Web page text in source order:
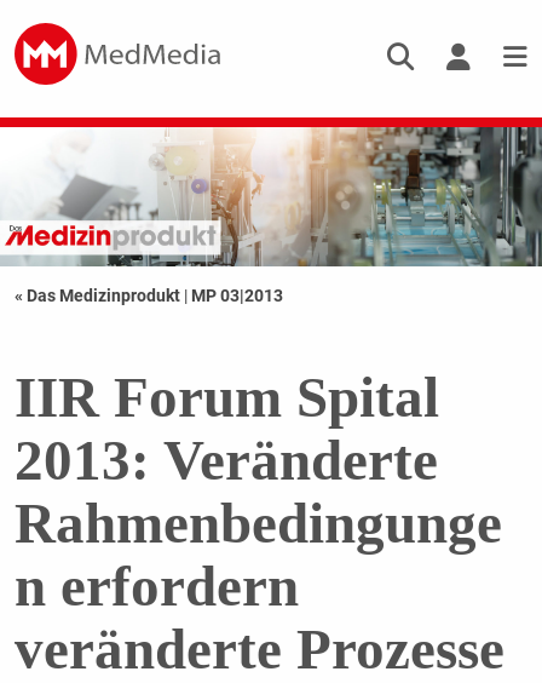
« Das Medizinprodukt | MP 03|2013
IIR Forum Spital
2013: Veränderte
Rahmenbedingunge
n erfordern
veränderte Prozesse